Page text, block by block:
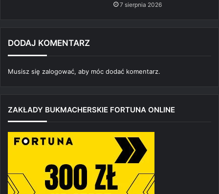
7 sierpnia 2026
DODAJ KOMENTARZ
Musisz się zalogować, aby móc dodać komentarz.
ZAKŁADY BUKMACHERSKIE FORTUNA ONLINE